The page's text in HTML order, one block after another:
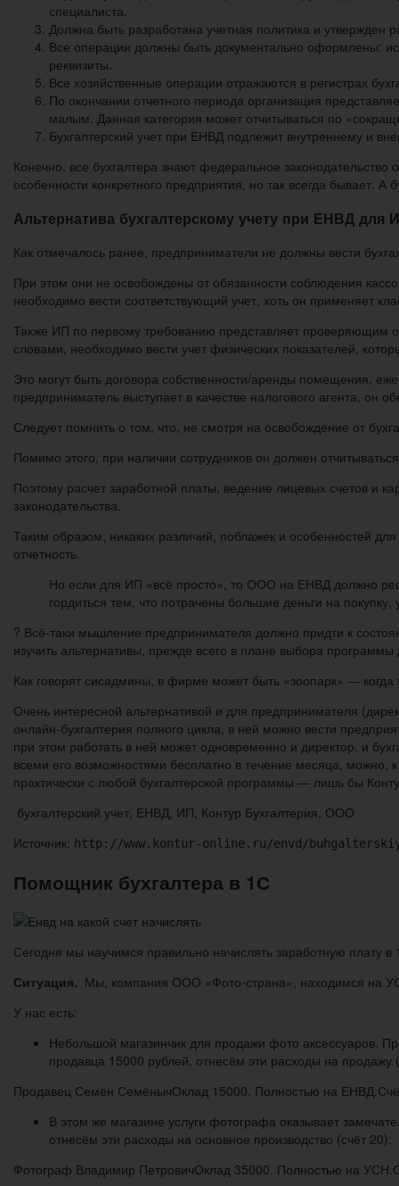
специалиста.
Должна быть разработана учетная политика и утвержден
Все операции должны быть документально оформлены:
реквизиты.
Все хозяйственные операции отражаются в регистрах
По окончании отчетного периода организация
малым. Данная категория может отчитываться по
Бухгалтерский учет при ЕНВД подлежит внутреннему и
Конечно, все бухгалтера знают федеральное
особенности конкретного предприятия, но так всегда бывает.
Альтернатива бухгалтерскому учету при ЕНВД для
Как отмечалось ранее, предприниматели не должны вести
При этом они не освобождены от обязанности соблюдения
необходимо вести соответствующий учет, хоть он применяет
Также ИП по первому требованию представляет проверяющим
словами, необходимо вести учет физических показателей,
Это могут быть договора собственности/аренды помещения,
предприниматель выступает в качестве налогового агента, он
Следует помнить о том, что, не смотря на освобождение от
Помимо этого, при наличии сотрудников он должен
Поэтому расчет заработной платы, ведение лицевых счетов и
законодательства.
Таким образом, никаких различий, поблажек и особенностей
отчетность.
Но если для ИП «всё просто», то ООО на ЕНВД должно
гордиться тем, что потрачены большие деньги на
? Всё-таки мышление предпринимателя должно придти к
изучить альтернативы, прежде всего в плане выбора программы
Как говорят сисадмины, в фирме может быть «зоопарк» —
Очень интересной альтернативой и для предпринимателя
онлайн-бухгалтерия полного цикла, в ней можно вести
при этом работать в ней может одновременно и директор, и
всеми его возможностями бесплатно в течение месяца, можно,
практически с любой бухгалтерской программы — лишь бы
бухгалтерский учет, ЕНВД, ИП, Контур Бухгалтерия, ООО
Источник: http://www.kontur-online.ru/envd/
Помощник бухгалтера в 1С
Сегодня мы научимся правильно начислять заработную плату
Ситуация. Мы, компания ООО «Фото-страна», находимся на
У нас есть:
Небольшой магазинчик для продажи фото аксессуаров.
продавца 15000 рублей, отнесём эти расходы на продажу
Продавец Семён СемёнычОклад 15000. Полностью на
В этом же магазине услуги фотографа оказывает
отнесём эти расходы на основное производство (счёт 20):
Фотограф Владимир ПетровичОклад 35000. Полностью на